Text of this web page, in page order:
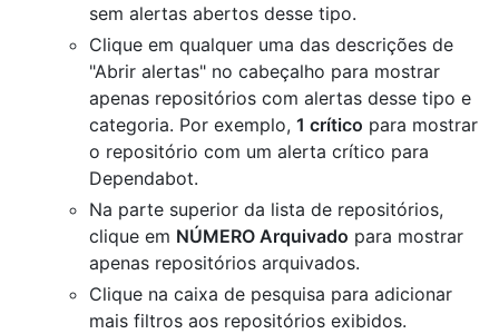
sem alertas abertos desse tipo.
Clique em qualquer uma das descrições de
"Abrir alertas" no cabeçalho para mostrar
apenas repositórios com alertas desse tipo e
categoria. Por exemplo, 1 crítico para mostrar
o repositório com um alerta crítico para
Dependabot.
Na parte superior da lista de repositórios,
clique em NÚMERO Arquivado para mostrar
apenas repositórios arquivados.
Clique na caixa de pesquisa para adicionar
mais filtros aos repositórios exibidos.